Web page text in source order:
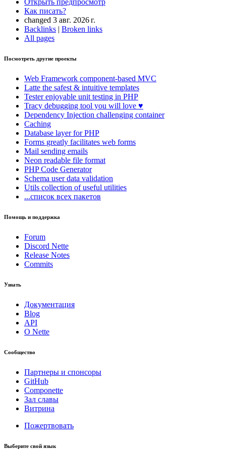
Открыть предпросмотр
Как писать?
changed 3 авг. 2026 г.
Backlinks
Broken links
All pages
Посмотреть другие проекты
Web Framework component-based MVC
Latte the safest & intuitive templates
Testerenjoyable unit testing in PHP
Tracy debugging tool you will love ♥
Dependency Injection challenging container
Caching
Database layer for PHP
Forms greatly facilitates web forms
Mail sending emails
Neon readable file format
PHP Code Generator
Schema user data validation
Utils collection of useful utilities
...список всех пакетов
Помощь и поддержка
Forum
Discord Nette
Release Notes
Commits
Узнать
Документация
Blog
API
О Nette
Сообщество
Партнеры и спонсоры
GitHub
Componette
Зал славы
Витрина
Пожертвовать
Выберите свой язык